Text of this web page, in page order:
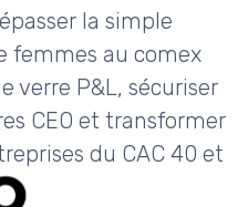
la simple
femmes au comex
verre P&L, sécuriser
CEO et transformer
du CAC 40 et